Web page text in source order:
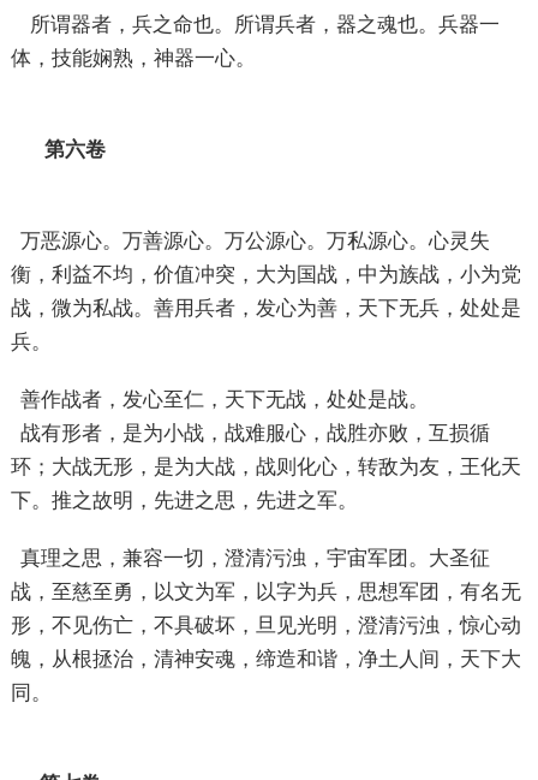
所谓器者，兵之命也。所谓兵者，器之魂也。兵器一
体，技能娴熟，神器一心。
第六卷
万恶源心。万善源心。万公源心。万私源心。心灵失
衡，利益不均，价值冲突，大为国战，中为族战，小为党
战，微为私战。善用兵者，发心为善，天下无兵，处处是
兵。
善作战者，发心至仁，天下无战，处处是战。
战有形者，是为小战，战难服心，战胜亦败，互损循
环；大战无形，是为大战，战则化心，转敌为友，王化天
下。推之故明，先进之思，先进之军。
真理之思，兼容一切，澄清污浊，宇宙军团。大圣征
战，至慈至勇，以文为军，以字为兵，思想军团，有名无
形，不见伤亡，不具破坏，旦见光明，澄清污浊，惊心动
魄，从根拯治，清神安魂，缔造和谐，净土人间，天下大
同。